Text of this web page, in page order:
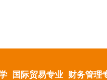
国际贸易专业 财务管理